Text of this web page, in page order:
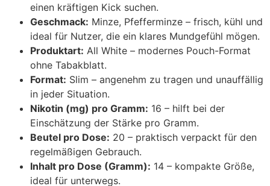
einen kräftigen Kick suchen.
Geschmack: Minze, Pfefferminze – frisch, kühl und
ideal für Nutzer, die ein klares Mundgefühl mögen.
Produktart: All White – modernes Pouch-Format
ohne Tabakblatt.
Format: Slim – angenehm zu tragen und unauffällig
in jeder Situation.
Nikotin (mg) pro Gramm: 16 – hilft bei der
Einschätzung der Stärke pro Gramm.
Beutel pro Dose: 20 – praktisch verpackt für den
regelmäßigen Gebrauch.
Inhalt pro Dose (Gramm): 14 – kompakte Größe,
ideal für unterwegs.